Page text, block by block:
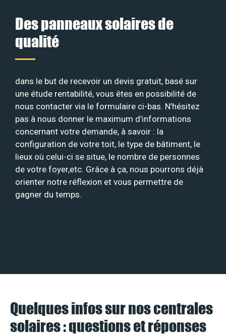
Des panneaux solaires de
qualité
dans le but de recevoir un devis gratuit, basé sur
une étude rentabilité, vous êtes en possibilité de
nous contacter via le formulaire ci-bas. N’hésitez
pas à nous donner le maximum d’informations
concernant votre demande, à savoir : la
configuration de votre toit, le type de bâtiment, le
lieux où celui-ci se situe, le nombre de personnes
de votre foyer,etc. Grâce à ça, nous pourrons déjà
orienter notre réflexion et vous permettre de
gagner du temps.
Quelques infos sur nos centrales
solaires : questions et réponses